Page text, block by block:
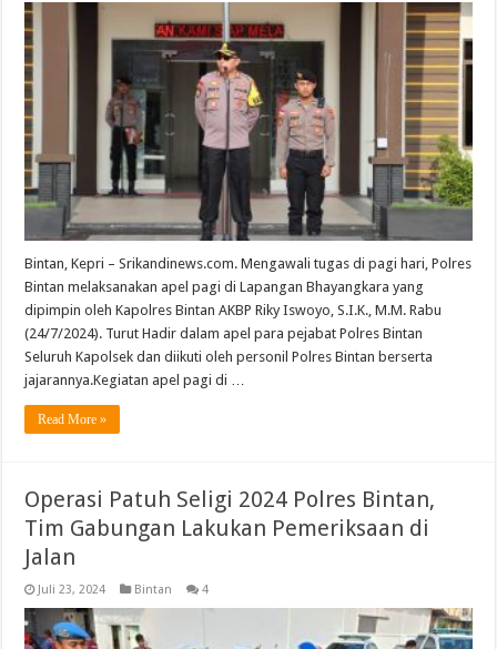
Bintan, Kepri – Srikandinews.com. Mengawali tugas di pagi hari, Polres
Bintan melaksanakan apel pagi di Lapangan Bhayangkara yang
dipimpin oleh Kapolres Bintan AKBP Riky Iswoyo, S.I.K., M.M. Rabu
(24/7/2024). Turut Hadir dalam apel para pejabat Polres Bintan
Seluruh Kapolsek dan diikuti oleh personil Polres Bintan berserta
jajarannya.Kegiatan apel pagi di …
Read More »
Operasi Patuh Seligi 2024 Polres Bintan,
Tim Gabungan Lakukan Pemeriksaan di
Jalan
Juli 23, 2024 Bintan 4